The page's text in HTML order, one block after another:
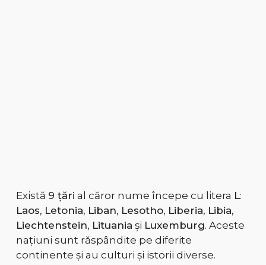
Există 9 țări al căror nume începe cu litera L:
Laos, Letonia, Liban, Lesotho, Liberia, Libia,
Liechtenstein, Lituania și Luxemburg. Aceste
națiuni sunt răspândite pe diferite
continente și au culturi și istorii diverse.